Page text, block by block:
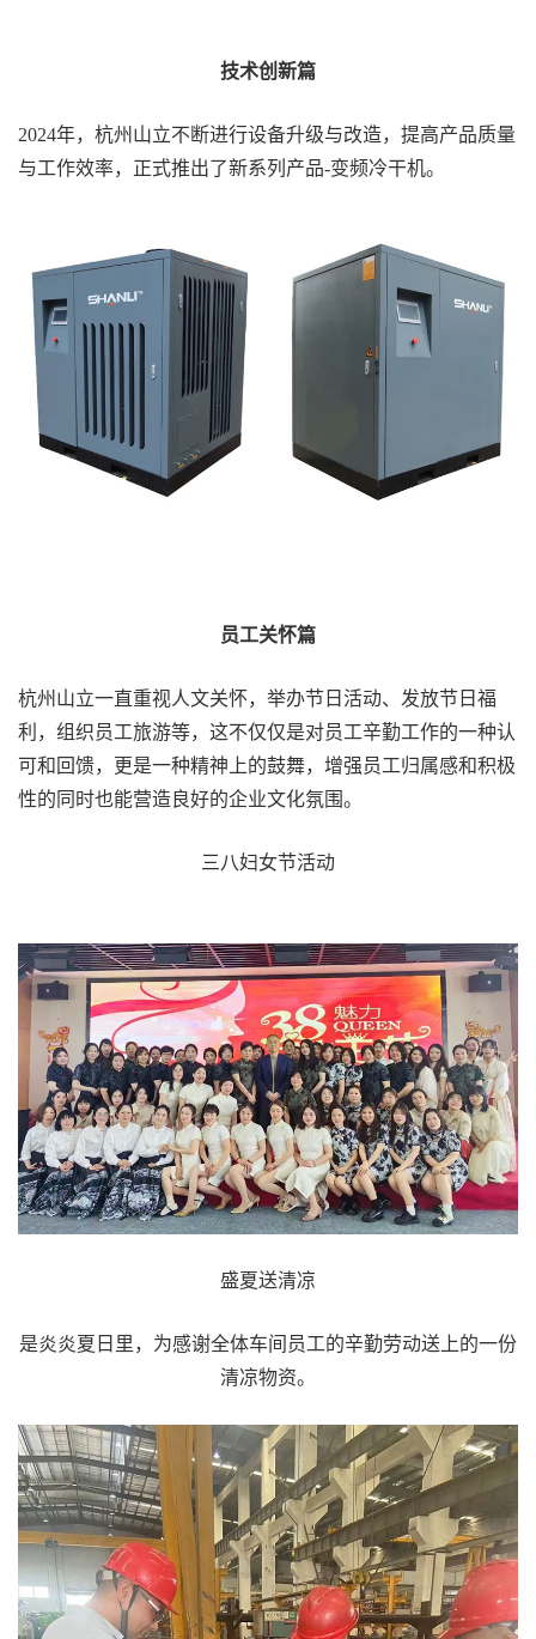
技术创新篇
2024年，杭州山立不断进行设备升级与改造，提高产品质量
与工作效率，正式推出了新系列产品-变频冷干机。
员工关怀篇
杭州山立一直重视人文关怀，举办节日活动、发放节日福
利，组织员工旅游等，这不仅仅是对员工辛勤工作的一种认
可和回馈，更是一种精神上的鼓舞，增强员工归属感和积极
性的同时也能营造良好的企业文化氛围。
三八妇女节活动
盛夏送清凉
是炎炎夏日里，为感谢全体车间员工的辛勤劳动送上的一份
清凉物资。